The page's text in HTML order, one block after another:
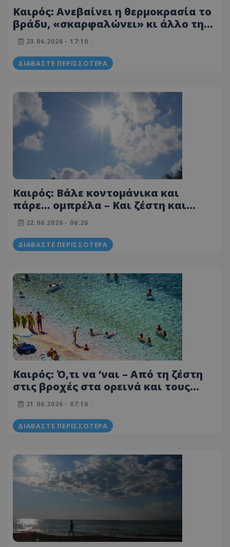
Καιρός: Ανεβαίνει η θερμοκρασία το
βράδυ, «σκαρφαλώνει» κι άλλο τη
μέρα – Δροσιά στα ορεινά από
μεμονωμένη βροχή
23.06.2026 - 17:10
ΔΙΑΒΆΣΤΕ ΠΕΡΙΣΣΌΤΕΡΑ
Καιρός: Βάλε κοντομάνικα και
πάρε… ομπρέλα – Και ζέστη και
βροχές – Μέχρι που θα φτάσει ο
υδράργυρος
22.06.2026 - 06:26
ΔΙΑΒΆΣΤΕ ΠΕΡΙΣΣΌΤΕΡΑ
Καιρός: Ό,τι να ‘ναι – Από τη ζέστη
στις βροχές στα ορεινά και τους
ισχυρούς ανέμους στα παράλια
21.06.2026 - 07:16
ΔΙΑΒΆΣΤΕ ΠΕΡΙΣΣΌΤΕΡΑ